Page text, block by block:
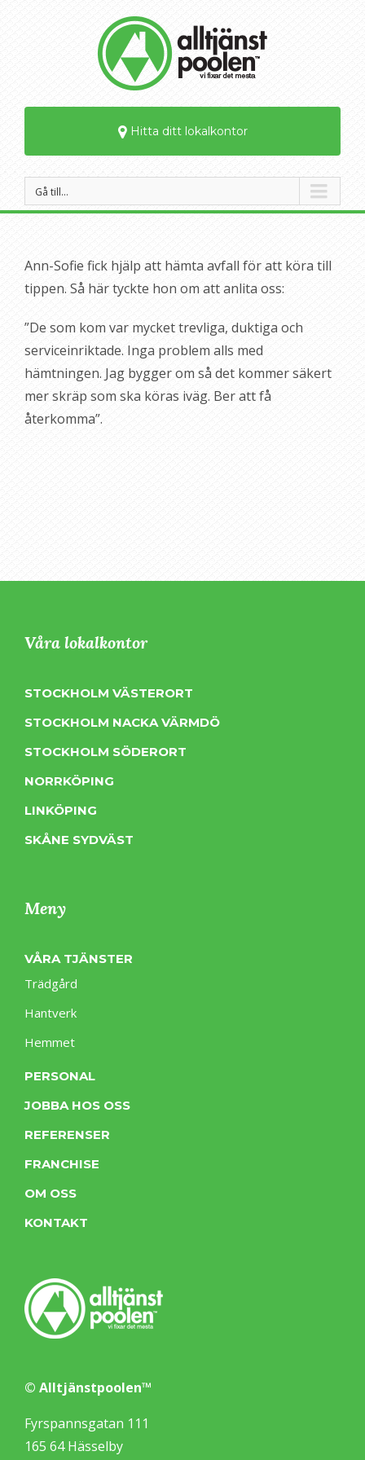
Hitta ditt lokalkontor
Gå till…
Ann-Sofie fick hjälp att hämta avfall för att köra till
tippen. Så här tyckte hon om att anlita oss:
”De som kom var mycket trevliga, duktiga och
serviceinriktade. Inga problem alls med
hämtningen. Jag bygger om så det kommer säkert
mer skräp som ska köras iväg. Ber att få
återkomma”.
Våra lokalkontor
STOCKHOLM VÄSTERORT
STOCKHOLM NACKA VÄRMDÖ
STOCKHOLM SÖDERORT
NORRKÖPING
LINKÖPING
SKÅNE SYDVÄST
Meny
VÅRA TJÄNSTER
Trädgård
Hantverk
Hemmet
PERSONAL
JOBBA HOS OSS
REFERENSER
FRANCHISE
OM OSS
KONTAKT
© Alltjänstpoolen™
Fyrspannsgatan 111
165 64 Hässelby